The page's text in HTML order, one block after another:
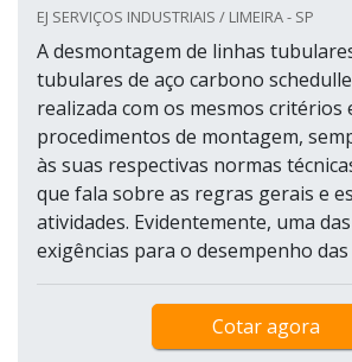
EJ SERVIÇOS INDUSTRIAIS / LIMEIRA - SP
A desmontagem de linhas
tubulares de aço carbono
realizada com os mesmos critérios
procedimentos de montagem,
às suas respectivas normas
que fala sobre as regras gerais e
atividades. Evidentemente, uma
exigências para o desempenho das
Cotar agora